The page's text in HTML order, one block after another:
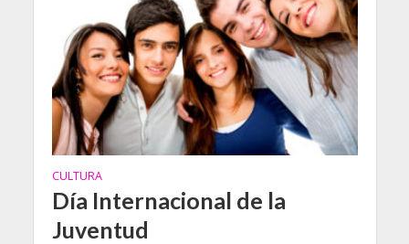
CULTURA
Día Internacional de la
Juventud